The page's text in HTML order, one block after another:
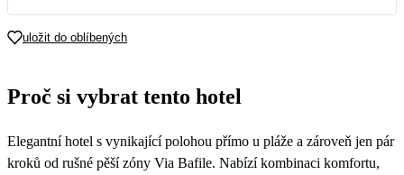
21
8 000
22
8 000
23 24 25 26 27
uložit do oblíbených
Proč si vybrat tento hotel
Elegantní hotel s vynikající polohou přímo u pláže a zároveň jen pár
kroků od rušné pěší zóny Via Bafile. Nabízí kombinaci komfortu,